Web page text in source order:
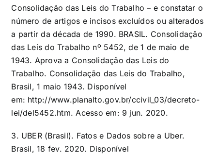
Consolidação das Leis do Trabalho – e constatar o
número de artigos e incisos excluídos ou alterados
a partir da década de 1990. BRASIL. Consolidação
das Leis do Trabalho nº 5452, de 1 de maio de
1943. Aprova a Consolidação das Leis do
Trabalho. Consolidação das Leis do Trabalho,
Brasil, 1 maio 1943. Disponível
em: http://www.planalto.gov.br/ccivil_03/decreto-
lei/del5452.htm. Acesso em: 9 jun. 2020.
3. UBER (Brasil). Fatos e Dados sobre a Uber.
Brasil, 18 fev. 2020. Disponível